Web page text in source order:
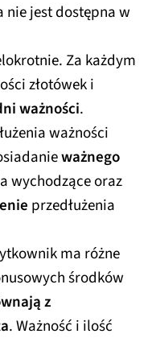
nie jest dostępna w
Za każdym
złotówek i
ważności.
ważności
ważnego
wychodzące oraz
przedłużenia
ma różne
środków
z
. Ważność i ilość